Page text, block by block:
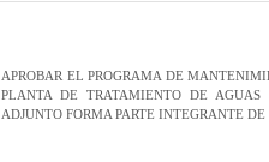
APROBAR EL PROGRAMA DE
PLANTA DE TRATAMIENTO DE AGUAS
ADJUNTO FORMA PARTE INTEGRANTE